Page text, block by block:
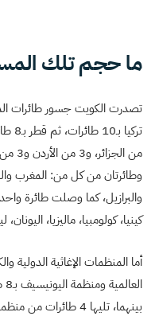
ما حجم تلك
وطائرتان من كل من: المغرب
والبرازيل، كما وصلت طائرة
كينيا، كولومبيا، ماليزيا،
أما المنظمات الإغاثية الدولية
بينهما، تليها 4